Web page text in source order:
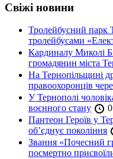
Свіжі новини
Тролейбусний парк
тролейбусами
Кардиналу Миколі
громадянин міста
На Тернопільщині
правоохоронців
У Тернополі
воєнного стану
Пантеон Героїв у
об’єднує покоління
Звання «Почесний
посмертно